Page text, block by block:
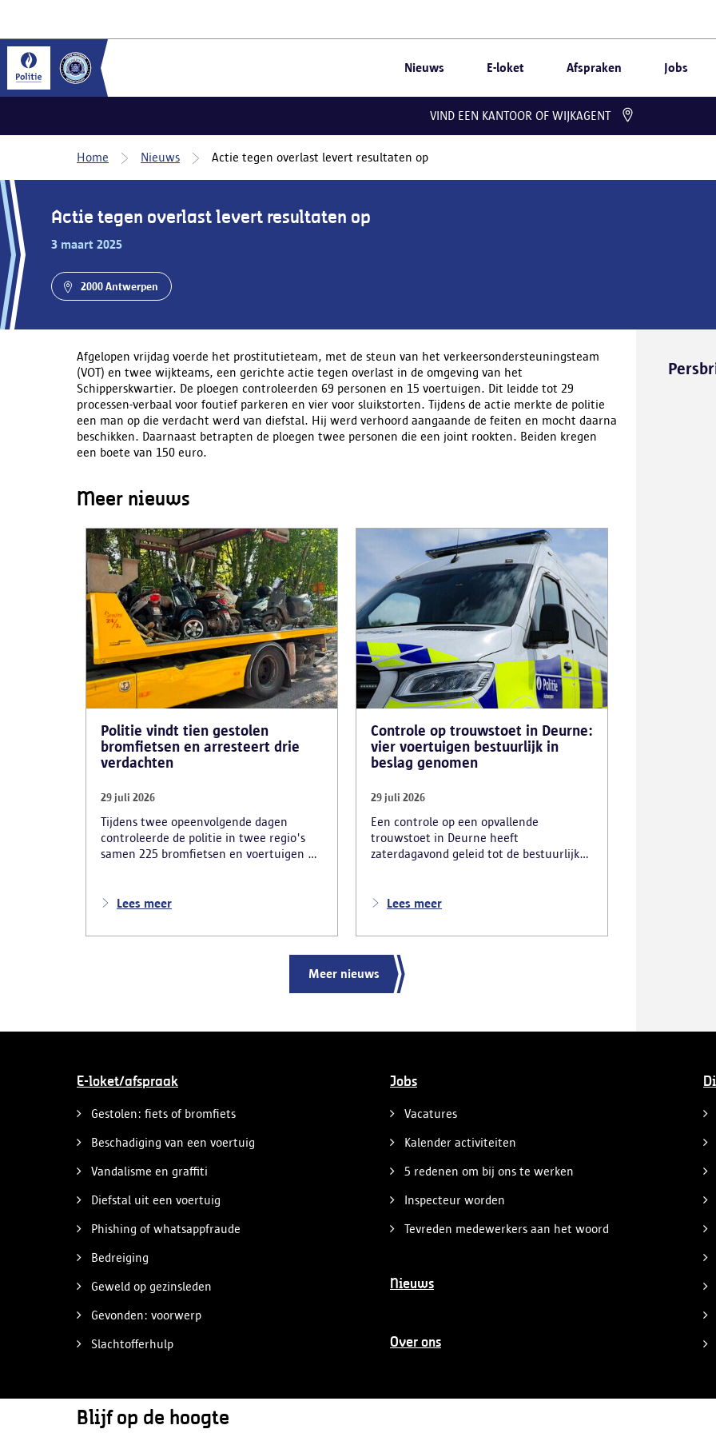
Nieuws E-loket Afspraken Jobs
VIND EEN KANTOOR OF WIJKAGENT
Home Nieuws Actie tegen overlast levert resultaten op
Actie tegen overlast levert resultaten op
3 maart 2025
2000 Antwerpen
Afgelopen vrijdag voerde het prostitutieteam, met de steun van het verkeersondersteuningsteam
(VOT) en twee wijkteams, een gerichte actie tegen overlast in de omgeving van het
Schipperskwartier. De ploegen controleerden 69 personen en 15 voertuigen. Dit leidde tot 29
processen-verbaal voor foutief parkeren en vier voor sluikstorten. Tijdens de actie merkte de politie
een man op die verdacht werd van diefstal. Hij werd verhoord aangaande de feiten en mocht daarna
beschikken. Daarnaast betrapten de ploegen twee personen die een joint rookten. Beiden kregen
een boete van 150 euro.
Meer nieuws
Politie vindt tien gestolen
bromfietsen en arresteert drie
verdachten
29 juli 2026
Tijdens twee opeenvolgende dagen
controleerde de politie in twee regio's
samen 225 bromfietsen en voertuigen en
teruggevonden en zestien voertuigen zijn
arresteerde de politie ook drie
Lees meer
Controle op trouwstoet in Deurne:
vier voertuigen bestuurlijk in
beslag genomen
29 juli 2026
Een controle op een opvallende
trouwstoet in Deurne heeft
zaterdagavond geleid tot de bestuurlijke
vaststellingen van inbreuken. De politie
melding hadden gemaakt van het
verkeershinder die dat als gevolg had.
Lees meer
Meer nieuws
E-loket/afspraak
Gestolen: fiets of bromfiets
Beschadiging van een voertuig
Vandalisme en graffiti
Diefstal uit een voertuig
Phishing of whatsappfraude
Bedreiging
Geweld op gezinsleden
Gevonden: voorwerp
Slachtofferhulp
Jobs
Vacatures
Kalender activiteiten
5 redenen om bij ons te werken
Inspecteur worden
Tevreden medewerkers aan het woord
Nieuws
Over ons
Blijf op de hoogte